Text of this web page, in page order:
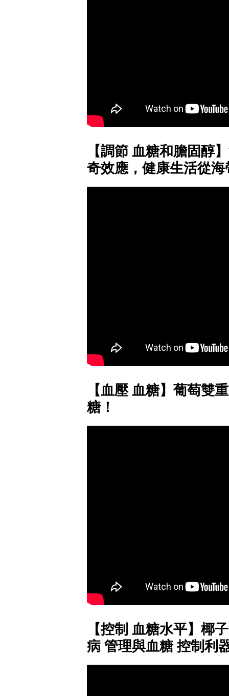
【調節 血糖和膽固醇
奇效應，健康生活從
【血壓 血糖】葡萄雙
糖！
【控制 血糖水平】椰
病 管理與血糖 控制利